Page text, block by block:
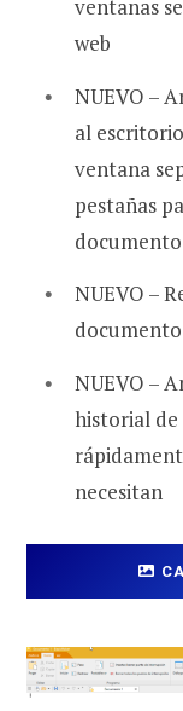
ventanas
web
NUEVO –
al
ventana
pestañas
NUEVO –
NUEVO –
historial de
necesitan